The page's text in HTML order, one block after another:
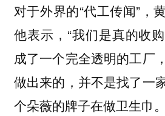
对于外界的“代工传闻”，
他表示，“我们是真的收
成了一个完全透明的工厂
做出来的，并不是找了一
个朵薇的牌子在做卫生巾